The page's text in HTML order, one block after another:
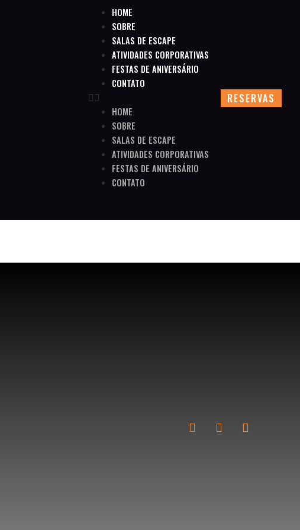
HOME
SOBRE
SALAS DE ESCAPE
ATIVIDADES CORPORATIVAS
FESTAS DE ANIVERSÁRIO
CONTATO
HOME
SOBRE
SALAS DE ESCAPE
ATIVIDADES CORPORATIVAS
FESTAS DE ANIVERSÁRIO
CONTATO
RESERVAS